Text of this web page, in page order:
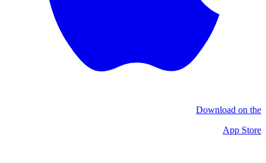
Download on the
App Store